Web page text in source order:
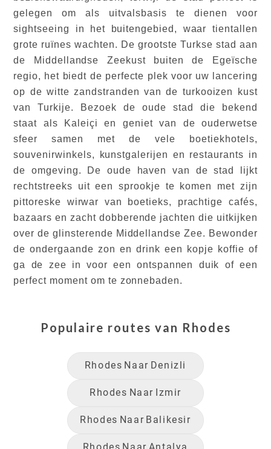
gelegen om als uitvalsbasis te dienen voor
sightseeing in het buitengebied, waar tientallen
grote ruïnes wachten. De grootste Turkse stad aan
de Middellandse Zeekust buiten de Egeïsche
regio, het biedt de perfecte plek voor uw lancering
op de witte zandstranden van de turkooizen kust
van Turkije. Bezoek de oude stad die bekend
staat als Kaleiçi en geniet van de ouderwetse
sfeer samen met de vele boetiekhotels,
souvenirwinkels, kunstgalerijen en restaurants in
de omgeving. De oude haven van de stad lijkt
rechtstreeks uit een sprookje te komen met zijn
pittoreske wirwar van boetieks, prachtige cafés,
bazaars en zacht dobberende jachten die uitkijken
over de glinsterende Middellandse Zee. Bewonder
de ondergaande zon en drink een kopje koffie of
ga de zee in voor een ontspannen duik of een
perfect moment om te zonnebaden.
Populaire routes van Rhodes
Rhodes Naar Denizli
Rhodes Naar Izmir
Rhodes Naar Balikesir